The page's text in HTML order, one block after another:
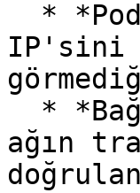
IP'sini
ağın